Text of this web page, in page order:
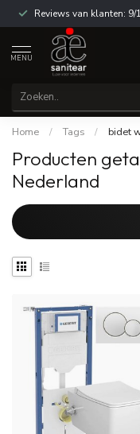
Reviews van klanten: 9/
MENU
Home / Tags / bidet
Producten
Nederland